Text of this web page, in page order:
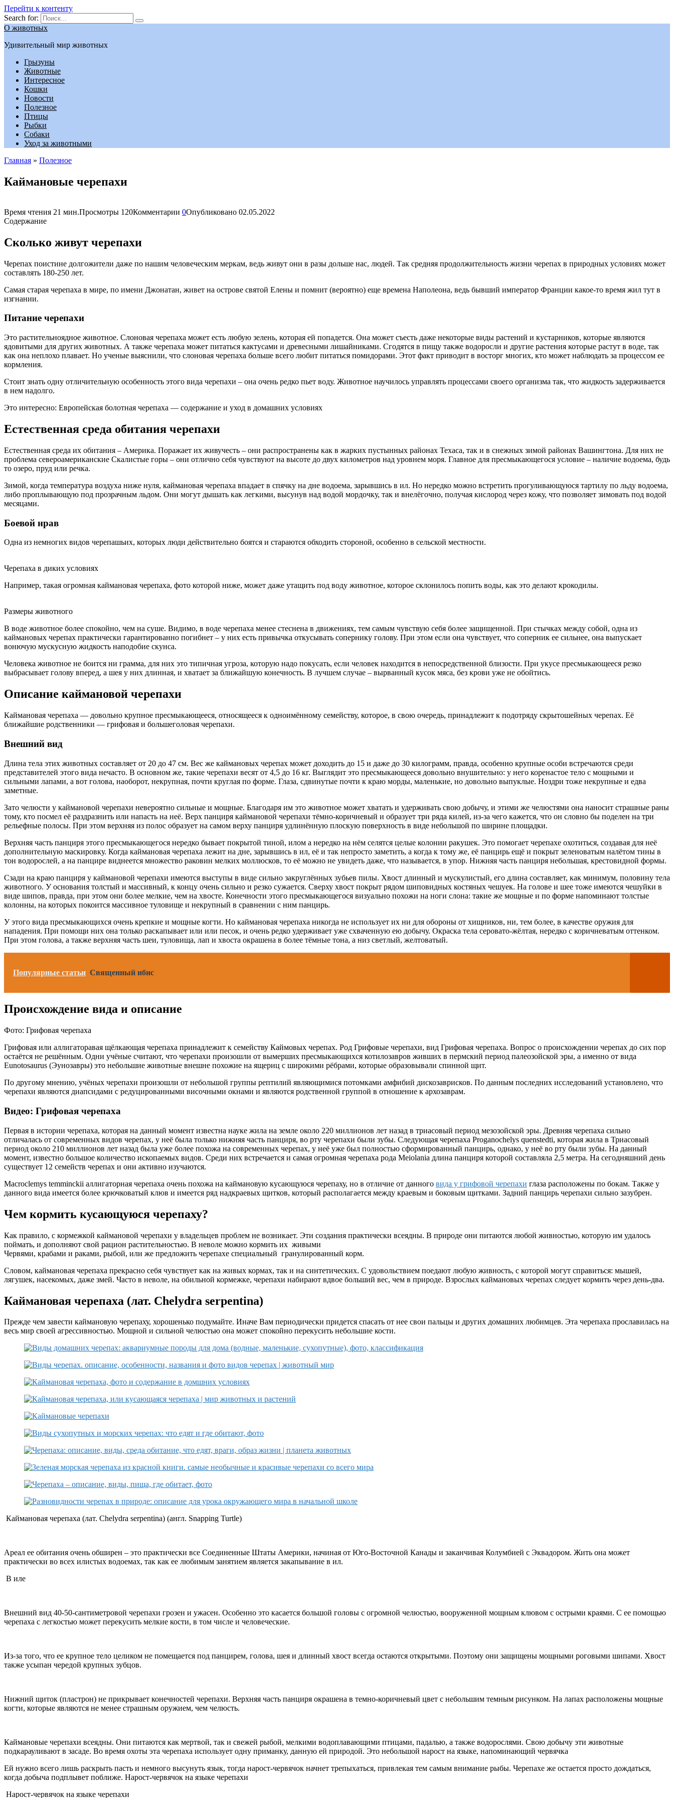
Перейти к контенту
Search for:
О животных
Удивительный мир животных
Грызуны
Животные
Интересное
Кошки
Новости
Полезное
Птицы
Рыбки
Собаки
Уход за животными
Главная » Полезное
Каймановые черепахи
Время чтения 21 мин.Просмотры 120Комментарии 0Опубликовано 02.05.2022
Содержание
Сколько живут черепахи
Черепах поистине долгожители даже по нашим человеческим меркам, ведь живут они в разы дольше нас, людей. Так средняя продолжительность жизни черепах в природных условиях может
составлять 180-250 лет.
Самая старая черепаха в мире, по имени Джонатан, живет на острове святой Елены и помнит (вероятно) еще времена Наполеона, ведь бывший император Франции какое-то время жил тут в
изгнании.
Питание черепахи
Это растительноядное животное. Слоновая черепаха может есть любую зелень, которая ей попадется. Она может съесть даже некоторые виды растений и кустарников, которые являются
ядовитыми для других животных. А также черепаха может питаться кактусами и древесными лишайниками. Сгодятся в пищу также водоросли и другие растения которые растут в воде, так
как она неплохо плавает. Но ученые выяснили, что слоновая черепаха больше всего любит питаться помидорами. Этот факт приводит в восторг многих, кто может наблюдать за процессом ее
кормления.
Стоит знать одну отличительную особенность этого вида черепахи – она очень редко пьет воду. Животное научилось управлять процессами своего организма так, что жидкость задерживается
в нем надолго.
Это интересно: Европейская болотная черепаха — содержание и уход в домашних условиях
Естественная среда обитания черепахи
Естественная среда их обитания – Америка. Поражает их живучесть – они распространены как в жарких пустынных районах Техаса, так и в снежных зимой районах Вашингтона. Для них не
проблема североамериканские Скалистые горы – они отлично себя чувствуют на высоте до двух километров над уровнем моря. Главное для пресмыкающегося условие – наличие водоема, будь
то озеро, пруд или речка.
Зимой, когда температура воздуха ниже нуля, каймановая черепаха впадает в спячку на дне водоема, зарывшись в ил. Но нередко можно встретить прогуливающуюся тартилу по льду водоема,
либо проплывающую под прозрачным льдом. Они могут дышать как легкими, высунув над водой мордочку, так и внелёгочно, получая кислород через кожу, что позволяет зимовать под водой
месяцами.
Боевой нрав
Одна из немногих видов черепашьих, которых люди действительно боятся и стараются обходить стороной, особенно в сельской местности.
Черепаха в диких условиях
Например, такая огромная каймановая черепаха, фото которой ниже, может даже утащить под воду животное, которое склонилось попить воды, как это делают крокодилы.
Размеры животного
В воде животное более спокойно, чем на суше. Видимо, в воде черепаха менее стеснена в движениях, тем самым чувствую себя более защищенной. При стычках между собой, одна из
каймановых черепах практически гарантированно погибнет – у них есть привычка откусывать сопернику голову. При этом если она чувствует, что соперник ее сильнее, она выпускает
вонючую мускусную жидкость наподобие скунса.
Человека животное не боится ни грамма, для них это типичная угроза, которую надо покусать, если человек находится в непосредственной близости. При укусе пресмыкающееся резко
выбрасывает голову вперед, а шея у них длинная, и хватает за ближайшую конечность. В лучшем случае – вырванный кусок мяса, без крови уже не обойтись.
Описание каймановой черепахи
Каймановая черепаха — довольно крупное пресмыкающееся, относящееся к одноимённому семейству, которое, в свою очередь, принадлежит к подотряду скрытошейных черепах. Её
ближайшие родственники — грифовая и большеголовая черепахи.
Внешний вид
Длина тела этих животных составляет от 20 до 47 см. Вес же каймановых черепах может доходить до 15 и даже до 30 килограмм, правда, особенно крупные особи встречаются среди
представителей этого вида нечасто. В основном же, такие черепахи весят от 4,5 до 16 кг. Выглядит это пресмыкающееся довольно внушительно: у него коренастое тело с мощными и
сильными лапами, а вот голова, наоборот, некрупная, почти круглая по форме. Глаза, сдвинутые почти к краю морды, маленькие, но довольно выпуклые. Ноздри тоже некрупные и едва
заметные.
Зато челюсти у каймановой черепахи невероятно сильные и мощные. Благодаря им это животное может хватать и удерживать свою добычу, и этими же челюстями она наносит страшные раны
тому, кто посмел её раздразнить или напасть на неё. Верх панциря каймановой черепахи тёмно-коричневый и образует три ряда килей, из-за чего кажется, что он словно бы поделен на три
рельефные полосы. При этом верхняя из полос образует на самом верху панциря удлинённую плоскую поверхность в виде небольшой по ширине площадки.
Верхняя часть панциря этого пресмыкающегося нередко бывает покрытой тиной, илом а нередко на нём селятся целые колонии ракушек. Это помогает черепахе охотиться, создавая для неё
дополнительную маскировку. Когда каймановая черепаха лежит на дне, зарывшись в ил, её и так непросто заметить, а когда к тому же, её панцирь ещё и покрыт зеленоватым налётом тины в
тон водорослей, а на панцире виднеется множество раковин мелких моллюсков, то её можно не увидеть даже, что называется, в упор. Нижняя часть панциря небольшая, крестовидной формы.
Сзади на краю панциря у каймановой черепахи имеются выступы в виде сильно закруглённых зубьев пилы. Хвост длинный и мускулистый, его длина составляет, как минимум, половину тела
животного. У основания толстый и массивный, к концу очень сильно и резко сужается. Сверху хвост покрыт рядом шиповидных костяных чешуек. На голове и шее тоже имеются чешуйки в
виде шипов, правда, при этом они более мелкие, чем на хвосте. Конечности этого пресмыкающегося визуально похожи на ноги слона: такие же мощные и по форме напоминают толстые
колонны, на которых покоится массивное туловище и некрупный в сравнении с ним панцирь.
У этого вида пресмыкающихся очень крепкие и мощные когти. Но каймановая черепаха никогда не использует их ни для обороны от хищников, ни, тем более, в качестве оружия для
нападения. При помощи них она только раскапывает или или песок, и очень редко удерживает уже схваченную ею добычу. Окраска тела серовато-жёлтая, нередко с коричневатым оттенком.
При этом голова, а также верхняя часть шеи, туловища, лап и хвоста окрашена в более тёмные тона, а низ светлый, желтоватый.
Популярные статьи Священный ибис
Происхождение вида и описание
Фото: Грифовая черепаха
Грифовая или аллигаторавая щёлкающая черепаха принадлежит к семейству Каймовых черепах. Род Грифовые черепахи, вид Грифовая черепаха. Вопрос о происхождении черепах до сих пор
остаётся не решённым. Одни учёные считают, что черепахи произошли от вымерших пресмыкающихся котилозавров живших в пермский период палеозойской эры, а именно от вида
Eunotosaurus (Эунозавры) это небольшие животные внешне похожие на ящериц с широкими рёбрами, которые образовывали спинной щит.
По другому мнению, учёных черепахи произошли от небольшой группы рептилий являющимися потомками амфибий дискозаврисков. По данным последних исследований установлено, что
черепахи являются диапсидами с редуцированными височными окнами и являются родственной группой в отношение к архозаврам.
Видео: Грифовая черепаха
Первая в истории черепаха, которая на данный момент известна науке жила на земле около 220 миллионов лет назад в триасовый период мезозойской эры. Древняя черепаха сильно
отличалась от современных видов черепах, у неё была только нижняя часть панциря, во рту черепахи были зубы. Следующая черепаха Proganochelys quenstedti, которая жила в Триасовый
период около 210 миллионов лет назад была уже более похожа на современных черепах, у неё уже был полностью сформированный панцирь, однако, у неё во рту были зубы. На данный
момент, известно большое количество ископаемых видов. Среди них встречается и самая огромная черепаха рода Meiolania длина панциря которой составляла 2,5 метра. На сегодняшний день
существует 12 семейств черепах и они активно изучаются.
Macroclemys temminckii аллигаторная черепаха очень похожа на каймановую кусающуюся черепаху, но в отличие от данного вида у грифовой черепахи глаза расположены по бокам. Также у
данного вида имеется более крючковатый клюв и имеется ряд надкраевых щитков, который располагается между краевым и боковым щитками. Задний панцирь черепахи сильно зазубрен.
Чем кормить кусающуюся черепаху?
Как правило, с кормежкой каймановой черепахи у владельцев проблем не возникает. Эти создания практически всеядны. В природе они питаются любой живностью, которую им удалось
поймать, и дополняют свой рацион растительностью. В неволе можно кормить их живыми
Червями, крабами и раками, рыбой, или же предложить черепахе специальный гранулированный корм.
Словом, каймановая черепаха прекрасно себя чувствует как на живых кормах, так и на синтетических. С удовольствием поедают любую живность, с которой могут справиться: мышей,
лягушек, насекомых, даже змей. Часто в неволе, на обильной кормежке, черепахи набирают вдвое больший вес, чем в природе. Взрослых каймановых черепах следует кормить через день-два.
Каймановая черепаха (лат. Chelydra serpentina)
Прежде чем завести каймановую черепаху, хорошенько подумайте. Иначе Вам периодически придется спасать от нее свои пальцы и других домашних любимцев. Эта черепаха прославилась на
весь мир своей агрессивностью. Мощной и сильной челюстью она может спокойно перекусить небольшие кости.
Каймановая черепаха (лат. Chelydra serpentina) (англ. Snapping Turtle)
Ареал ее обитания очень обширен – это практически все Соединенные Штаты Америки, начиная от Юго-Восточной Канады и заканчивая Колумбией с Эквадором. Жить она может
практически во всех илистых водоемах, так как ее любимым занятием является закапывание в ил.
В иле
Внешний вид 40-50-сантиметровой черепахи грозен и ужасен. Особенно это касается большой головы с огромной челюстью, вооруженной мощным клювом с острыми краями. С ее помощью
черепаха с легкостью может перекусить мелкие кости, в том числе и человеческие.
Из-за того, что ее крупное тело целиком не помещается под панцирем, голова, шея и длинный хвост всегда остаются открытыми. Поэтому они защищены мощными роговыми шипами. Хвост
также усыпан чередой крупных зубцов.
Нижний щиток (пластрон) не прикрывает конечностей черепахи. Верхняя часть панциря окрашена в темно-коричневый цвет с небольшим темным рисунком. На лапах расположены мощные
когти, которые являются не менее страшным оружием, чем челюсть.
Каймановые черепахи всеядны. Они питаются как мертвой, так и свежей рыбой, мелкими водоплавающими птицами, падалью, а также водорослями. Свою добычу эти животные
подкарауливают в засаде. Во время охоты эта черепаха использует одну приманку, данную ей природой. Это небольшой нарост на языке, напоминающий червячка
Ей нужно всего лишь раскрыть пасть и немного высунуть язык, тогда нарост-червячок начнет трепыхаться, привлекая тем самым внимание рыбы. Черепахе же остается просто дождаться,
когда добыча подплывет поближе. Нарост-червячок на языке черепахи
Нарост-червячок на языке черепахи